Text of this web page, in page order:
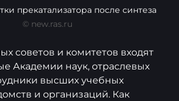
прекатализатора после синтеза
© new.ras.ru
советов и комитетов входят
Академии наук, отраслевых
высших учебных
и организаций. Как